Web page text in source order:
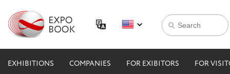
EXHIBITIONS COMPANIES FOR EXIBITORS FOR